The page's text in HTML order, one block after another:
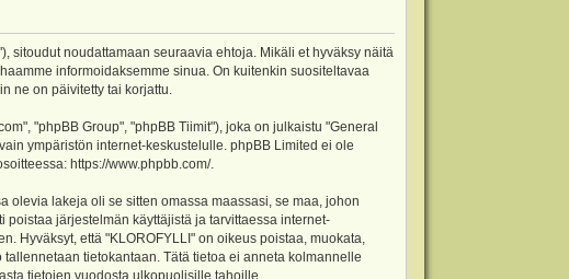
sitoudut noudattamaan seuraavia ehtoja. Mikäli et hyväksy näitä
informoidaksemme sinua. On kuitenkin suositeltavaa
ne on päivitetty tai korjattu.
"phpBB Group", "phpBB Tiimit"), joka on julkaistu "General
ympäristön internet-keskustelulle. phpBB Limited ei ole
https://www.phpbb.com/.
olevia lakeja oli se sitten omassa maassasi, se maa, johon
järjestelmän käyttäjistä ja tarvittaessa internet-
Hyväksyt, että "KLOROFYLLI" on oikeus poistaa, muokata,
tietokantaan. Tätä tietoa ei anneta kolmannelle
tietojen vuodosta ulkopuolisille tahoille.